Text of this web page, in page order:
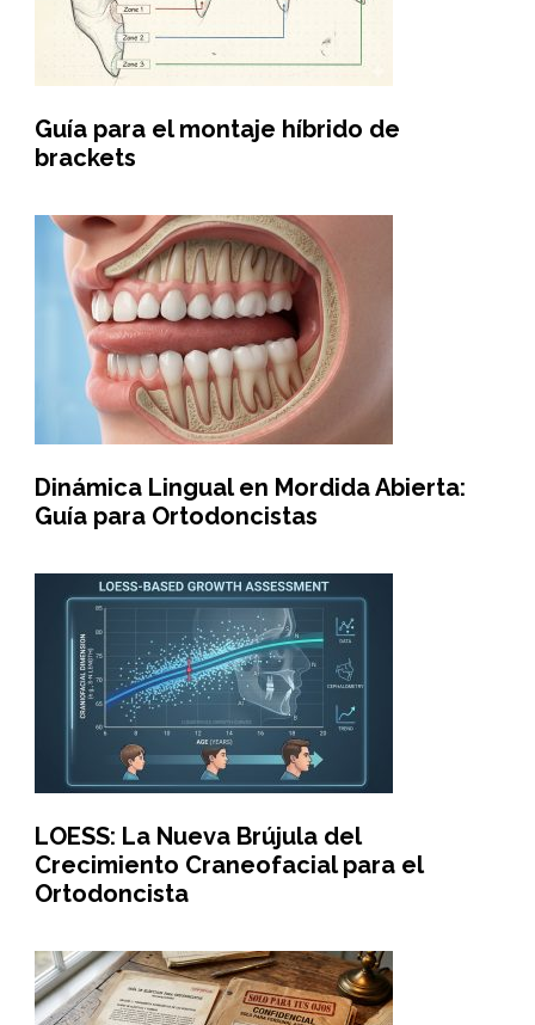
Guía para el montaje híbrido de
brackets
Dinámica Lingual en Mordida Abierta:
Guía para Ortodoncistas
LOESS: La Nueva Brújula del
Crecimiento Craneofacial para el
Ortodoncista